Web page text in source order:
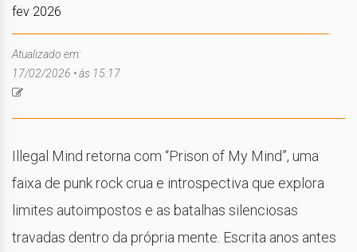
fev 2026
Atualizado em:
17/02/2026 • às 15:17
Illegal Mind retorna com “Prison of My Mind”, uma
faixa de punk rock crua e introspectiva que explora
limites autoimpostos e as batalhas silenciosas
travadas dentro da própria mente. Escrita anos antes